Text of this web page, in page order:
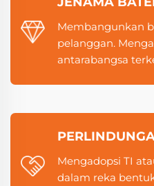
Membangunkan
pelanggan.
antarabangsa
Mengadopsi TI
dalam reka